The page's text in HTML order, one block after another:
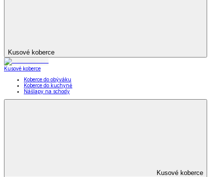
Kusové koberce
Kusové koberce
Koberce do obýváku
Koberce do kuchyně
Nášlapy na schody
Kusové koberce